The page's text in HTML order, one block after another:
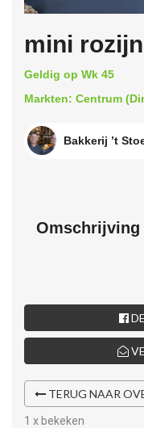
mini
Geldig op Wk 45
Markten: Centrum
Bakkerij ’t
Omschrijving
TERUG NAAR
1 x bekeken